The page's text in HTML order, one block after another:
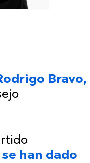
Bravo,
se han dado